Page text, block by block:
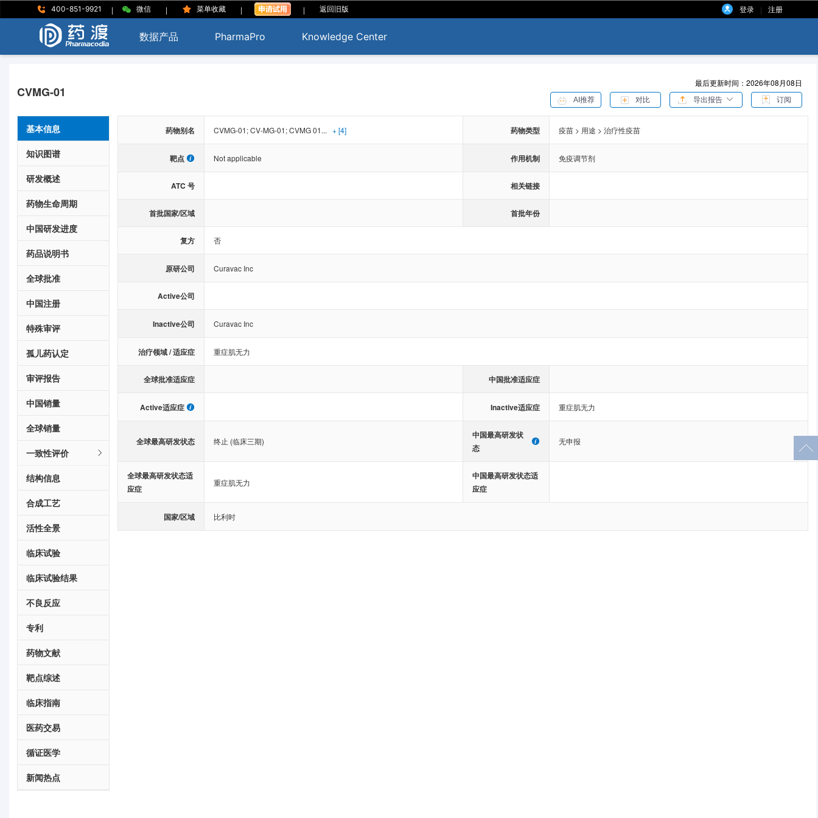
400-851-9921 | 微信 | 菜单收藏 | | 返回旧版 登录 | 注册
数据产品 PharmaPro Knowledge Center
CVMG-01
最后更新时间：2026年08月08日
AI推荐 对比 导出报告 订阅
基本信息
知识图谱
研发概述
药物生命周期
中国研发进度
药品说明书
全球批准
中国注册
特殊审评
孤儿药认定
审评报告
中国销量
全球销量
一致性评价
结构信息
合成工艺
活性全景
临床试验
临床试验结果
不良反应
专利
药物文献
靶点综述
临床指南
医药交易
循证医学
新闻热点
药物别名 CVMG-01; CV-MG-01; CVMG 01... + [4] 药物类型 疫苗 > 用途 > 治疗性疫苗
靶点 Not applicable 作用机制 免疫调节剂
ATC 号 相关链接
首批国家/区域 首批年份
复方 否
原研公司 Curavac Inc
Active公司
Inactive公司 Curavac Inc
治疗领域 / 适应症 重症肌无力
全球批准适应症 中国批准适应症
Active适应症 Inactive适应症 重症肌无力
全球最高研发状态 终止 (临床三期)
中国最高研发状
态
无申报
全球最高研发状态适
应症
重症肌无力
中国最高研发状态适
应症
国家/区域 比利时